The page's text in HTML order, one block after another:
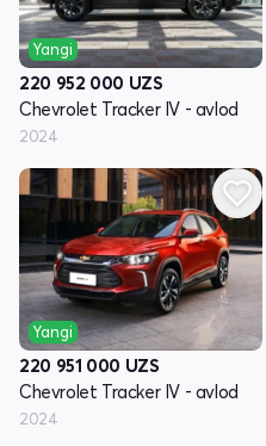
Yangi
220 952 000 UZS
Chevrolet Tracker IV - avlod
2024
Yangi
220 951 000 UZS
Chevrolet Tracker IV - avlod
2024